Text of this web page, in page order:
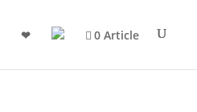
❤ 0 Article